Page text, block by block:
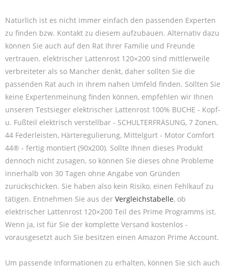
Natürlich ist es nicht immer einfach den passenden Experten
zu finden bzw. Kontakt zu diesem aufzubauen. Alternativ dazu
können Sie auch auf den Rat Ihrer Familie und Freunde
vertrauen. elektrischer Lattenrost 120×200 sind mittlerweile
verbreiteter als so Mancher denkt, daher sollten Sie die
passenden Rat auch in ihrem nahen Umfeld finden. Sollten Sie
keine Expertenmeinung finden können, empfehlen wir Ihnen
unseren Testsieger elektrischer Lattenrost 100% BUCHE - Kopf-
u. Fußteil elektrisch verstellbar - SCHULTERFRÄSUNG, 7 Zonen,
44 Federleisten, Härteregulierung, Mittelgurt - Motor Comfort
44® - fertig montiert (90x200). Sollte Ihnen dieses Produkt
dennoch nicht zusagen, so können Sie dieses ohne Probleme
innerhalb von 30 Tagen ohne Angabe von Gründen
zurückschicken. Sie haben also kein Risiko, einen Fehlkauf zu
tätigen. Entnehmen Sie aus der Vergleichstabelle, ob
elektrischer Lattenrost 120×200 Teil des Prime Programms ist.
Wenn ja, ist für Sie der komplette Versand kostenlos -
vorausgesetzt auch Sie besitzen einen Amazon Prime Account.
Um passende Informationen zu erhalten, können Sie sich auch